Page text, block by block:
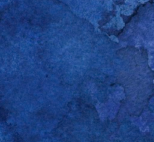
de los pocos estudiantes que, en su
poco. Su talento para el español era
celebré me dijo que se había acordado
seguido, llevado a rastras a unbaby
del otoño de 2017 en Oxford, Ohio, en
Dije "sábado" y Gareth me
la marcha. Tal vez ni siquiera
es una afirmación de fraternidad
la sentencia es poderosa: sin importar